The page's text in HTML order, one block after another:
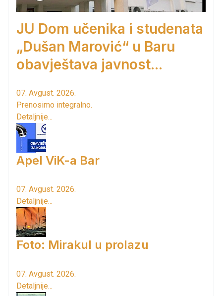
JU Dom učenika i studenata
„Dušan Marović“ u Baru
obavještava javnost...
07. Avgust. 2026.
Prenosimo integralno.
Detaljnije...
Apel ViK-a Bar
07. Avgust. 2026.
Detaljnije...
Foto: Mirakul u prolazu
07. Avgust. 2026.
Detaljnije...